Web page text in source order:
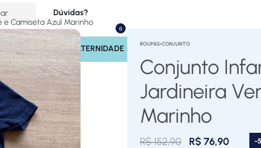
Dúvidas?
(17) 99713-4221
Rastrear Pedido
Políticas do Site
0
SAÍDA MATERNIDADE
e Camiseta Azul Marinho
ROUPAS›CONJUNTO
Conjunto
Jardineira
Marinho
R$152,90 R$ 76,90 -